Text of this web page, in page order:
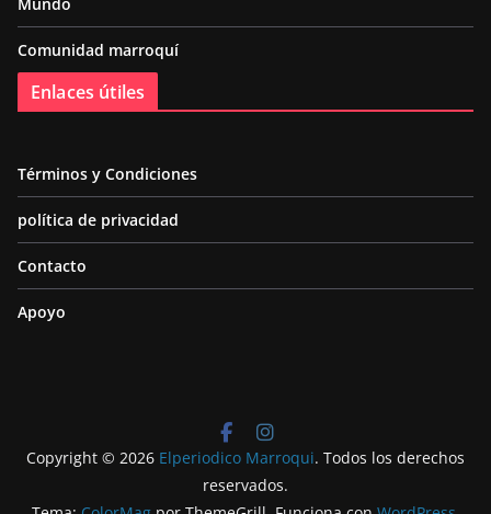
Comunidad marroquí
Enlaces útiles
Términos y Condiciones
política de privacidad
Contacto
Apoyo
Copyright © 2026 Elperiodico Marroqui. Todos los derechos
reservados.